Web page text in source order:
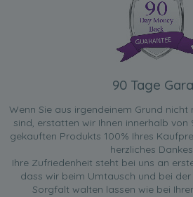
90 Tage
Wenn Sie aus irgendeinem Grund
sind, erstatten wir Ihnen innerhalb von
gekauften Produkts 100% Ihres
herzliches
Ihre Zufriedenheit steht bei uns an
dass wir beim Umtausch und bei
Sorgfalt walten lassen wie bei